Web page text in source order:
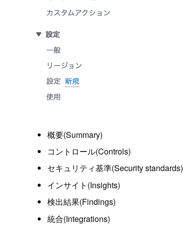
概要(Summary)
コントロール(Controls)
セキュリティ基準(Security standards)
インサイト(Insights)
検出結果(Findings)
統合(Integrations)